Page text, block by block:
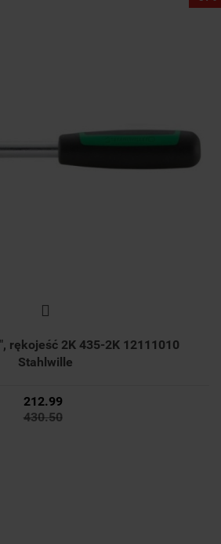
rękojeść 2K 435-2K 12111010
Stahlwille
430.50
212.99